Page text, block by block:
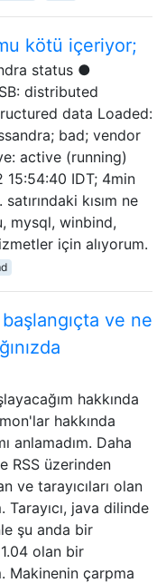
kötü içeriyor;
status ●
distributed
data Loaded:
bad; vendor
active (running)
15:54:40 IDT; 4min
kısım ne
mysql, winbind,
için alıyorum.
ve ne
hakkında
hakkında
anlamadım. Daha
RSS üzerinden
ve tarayıcıları olan
Tarayıcı, java dilinde
şu anda bir
olan bir
Makinenin çarpma